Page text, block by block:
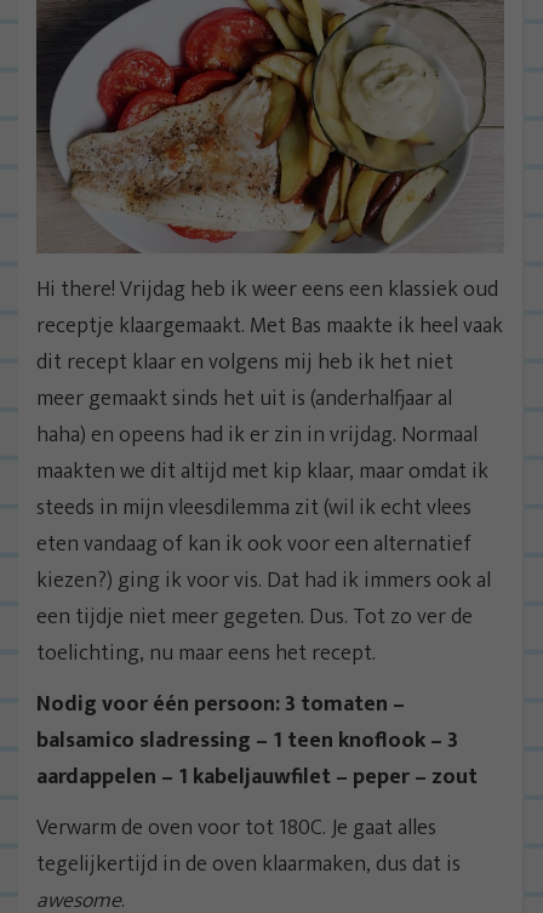
Hi there! Vrijdag heb ik weer eens een klassiek oud
receptje klaargemaakt. Met Bas maakte ik heel vaak
dit recept klaar en volgens mij heb ik het niet
meer gemaakt sinds het uit is (anderhalfjaar al
haha) en opeens had ik er zin in vrijdag. Normaal
maakten we dit altijd met kip klaar, maar omdat ik
steeds in mijn vleesdilemma zit (wil ik echt vlees
eten vandaag of kan ik ook voor een alternatief
kiezen?) ging ik voor vis. Dat had ik immers ook al
een tijdje niet meer gegeten. Dus. Tot zo ver de
toelichting, nu maar eens het recept.
Nodig voor één persoon: 3 tomaten –
balsamico sladressing – 1 teen knoflook – 3
aardappelen – 1 kabeljauwfilet – peper – zout
Verwarm de oven voor tot 180C. Je gaat alles
tegelijkertijd in de oven klaarmaken, dus dat is
awesome.